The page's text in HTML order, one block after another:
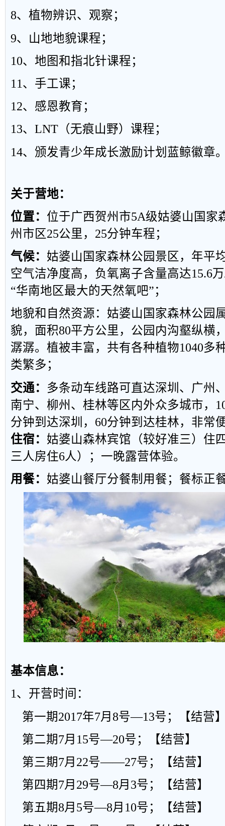
8、植物辨识、观察；
9、山地地貌课程；
10、地图和指北针课程；
11、手工课；
12、感恩教育；
13、 LNT （无痕山野）课程；
14、颁发青少年成长激励计划蓝鲸徽章
关于营地：
位置： 位于广西贺州市5A级姑婆山国家
州市区25公里， 25分钟车程；
气候： 姑婆山国家森林公园景区，年平
空气洁净度高，负氧离子含量高达15.6万
“华南地区最大的天然氧吧”；
地貌和自然资源：姑婆山国家森林公园
貌，面积80平方公里，公园内沟壑纵横
潺潺。植被丰富，共有各种植物1040多
类繁多；
交通： 多条动车线路可直达深圳、广州
南宁、柳州、桂林等区内外众多城市，
分钟到达深圳， 60分钟到达桂林，非常
住宿： 姑婆山森林宾馆 （较好准三）住
三人房住6人）；一晚露营体验。
用餐： 姑婆山餐厅分餐制用餐；餐标正
基本信息：
1、 开营时间：
第一期2017年7月 8号—13号；【结营
第二期7月 15号—20号；
【结营】
第三期7月 22号——27号；
【结营】
第四期7月 29号—8月 3号；
【结营】
第五期8月 5号—8月 10号；
【结营】